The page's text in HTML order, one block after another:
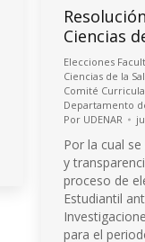
Ciencias
Elecciones
Ciencias de la
Comité
Departamento
Por UDENAR
Por la cual
y
proceso de
Estudiantil
para el